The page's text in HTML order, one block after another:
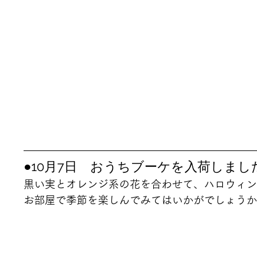
●10月7日　おうちブーケを入荷しまし
黒い実とオレンジ系の花を合わせて、ハロウィ
お部屋で季節を楽しんでみてはいかがでしょうか